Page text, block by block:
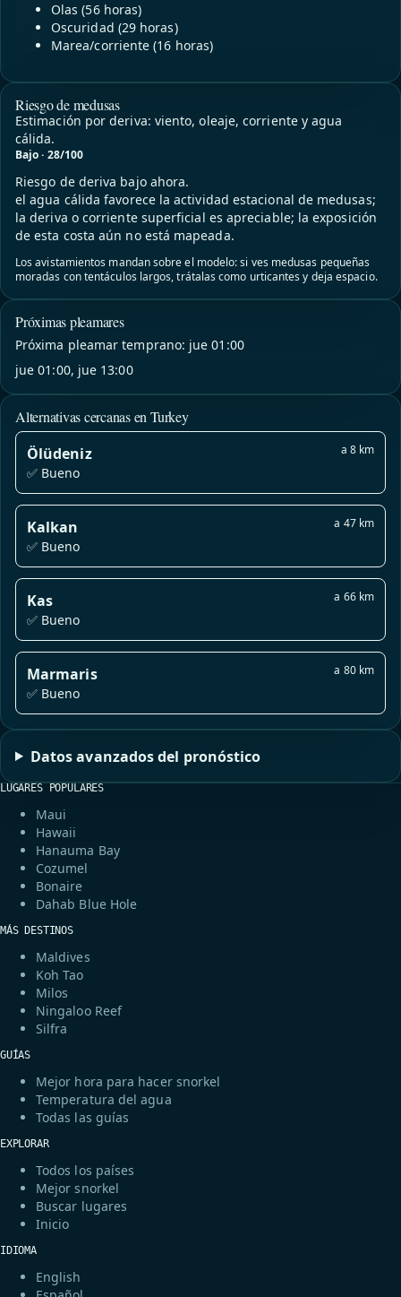
Olas (56 horas)
Oscuridad (29 horas)
Marea/corriente (16 horas)
Riesgo de medusas
Estimación por deriva: viento, oleaje, corriente y agua
cálida.
Bajo · 28/100
Riesgo de deriva bajo ahora.
el agua cálida favorece la actividad estacional de medusas;
la deriva o corriente superficial es apreciable; la exposición
de esta costa aún no está mapeada.
Los avistamientos mandan sobre el modelo: si ves medusas pequeñas
moradas con tentáculos largos, trátalas como urticantes y deja espacio.
Próximas pleamares
Próxima pleamar temprano: jue 01:00
jue 01:00, jue 13:00
Alternativas cercanas en Turkey
Ölüdeniz a 8 km
✅ Bueno
Kalkan a 47 km
✅ Bueno
Kas a 66 km
✅ Bueno
Marmaris a 80 km
✅ Bueno
Datos avanzados del pronóstico
LUGARES POPULARES
Maui
Hawaii
Hanauma Bay
Cozumel
Bonaire
Dahab Blue Hole
MÁS DESTINOS
Maldives
Koh Tao
Milos
Ningaloo Reef
Silfra
GUÍAS
Mejor hora para hacer snorkel
Temperatura del agua
Todas las guías
EXPLORAR
Todos los países
Mejor snorkel
Buscar lugares
Inicio
IDIOMA
English